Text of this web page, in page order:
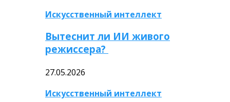
Искусственный интеллект
Вытеснит ли ИИ живого
режиссера?
27.05.2026
Искусственный интеллект